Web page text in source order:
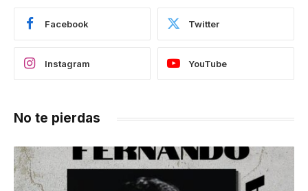
Facebook Twitter
Instagram YouTube
No te pierdas